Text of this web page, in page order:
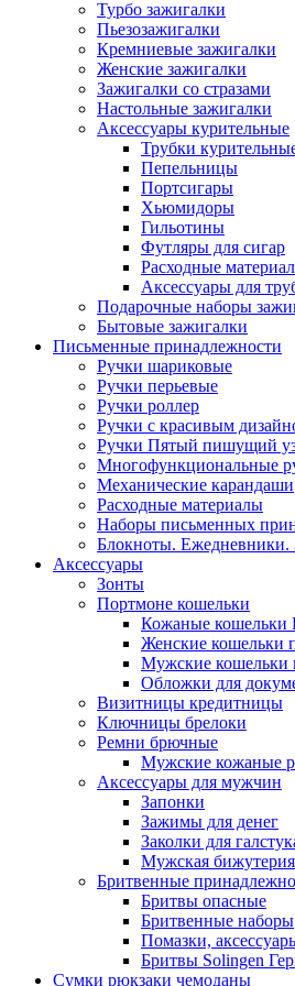
Турбо зажигалки
Пьезозажигалки
Кремниевые зажигалки
Женские зажигалки
Зажигалки со стразами
Настольные зажигалки
Аксессуары курительные
Трубки
Пепельницы
Портсигары
Хьюмидоры
Гильотины
Футляры для сигар
Расходные
Аксессуары для
Подарочные наборы
Бытовые зажигалки
Письменные принадлежности
Ручки шариковые
Ручки перьевые
Ручки роллер
Ручки с красивым
Ручки Пятый пишущий
Многофункциональные
Механические карандаши
Расходные материалы
Наборы письменных
Блокноты.
Аксессуары
Зонты
Портмоне кошельки
Кожаные кошельки
Женские кошельки
Мужские кошельки
Обложки для
Визитницы кредитницы
Ключницы брелоки
Ремни брючные
Мужские кожаные
Аксессуары для мужчин
Запонки
Зажимы для денег
Заколки для
Мужская бижутерия
Бритвенные
Бритвы опасные
Бритвенные наборы
Помазки,
Бритвы Solingen
Сумки рюкзаки чемоданы